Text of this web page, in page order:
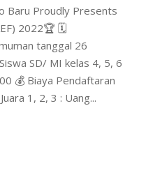
Baru Proudly Presents
2022🏆 🗓️
tanggal 26
SD/ MI kelas 4, 5, 6
💰 Biaya Pendaftaran
1, 2, 3 : Uang...